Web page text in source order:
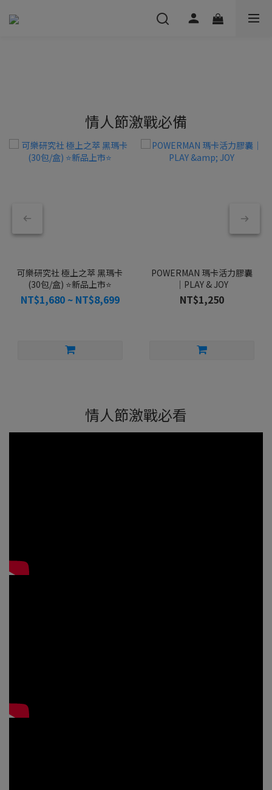
情人節激戰必備
可樂研究社 極上之萃 黑瑪卡
(30包/盒) ⭐️新品上市⭐️
NT$1,680 ~ NT$8,699
POWERMAN 瑪卡活力膠囊
｜PLAY & JOY
NT$1,250
情人節激戰必看